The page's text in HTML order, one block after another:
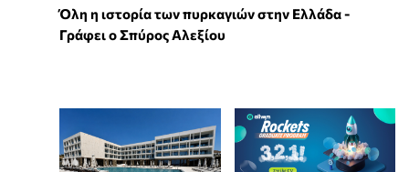
Όλη η ιστορία των πυρκαγιών στην Ελλάδα -
Γράφει ο Σπύρος Αλεξίου